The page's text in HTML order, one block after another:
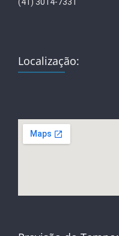
(41) 3014-7331
Localização: